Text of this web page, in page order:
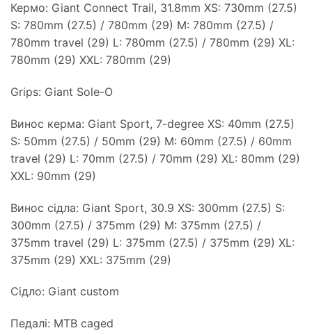
Кермо: Giant Connect Trail, 31.8mm XS: 730mm (27.5)
S: 780mm (27.5) / 780mm (29) M: 780mm (27.5) /
780mm travel (29) L: 780mm (27.5) / 780mm (29) XL:
780mm (29) XXL: 780mm (29)
Grips: Giant Sole-O
Винос керма: Giant Sport, 7-degree XS: 40mm (27.5)
S: 50mm (27.5) / 50mm (29) M: 60mm (27.5) / 60mm
travel (29) L: 70mm (27.5) / 70mm (29) XL: 80mm (29)
XXL: 90mm (29)
Винос сідла: Giant Sport, 30.9 XS: 300mm (27.5) S:
300mm (27.5) / 375mm (29) M: 375mm (27.5) /
375mm travel (29) L: 375mm (27.5) / 375mm (29) XL:
375mm (29) XXL: 375mm (29)
Сідло: Giant custom
Педалі: MTB caged